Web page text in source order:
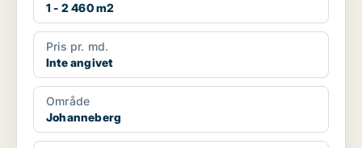
1 - 2 460 m2
Pris pr. md.
Inte angivet
Område
Johanneberg